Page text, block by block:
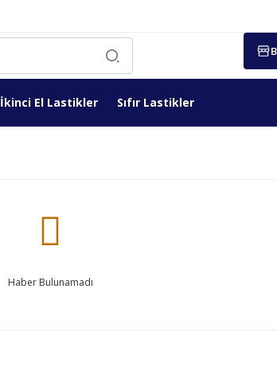
İkinci El Lastikler Sıfır Lastikler
Haber Bulunamadı